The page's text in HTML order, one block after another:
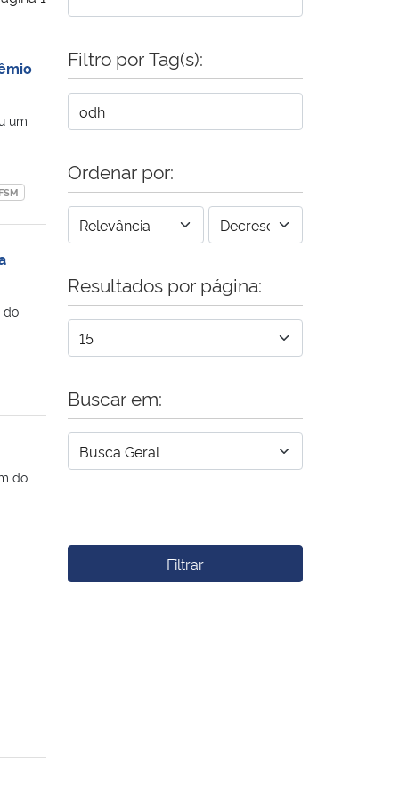
um
do
do
Filtro por Tag(s):
Ordenar por:
Resultados por página:
Buscar em:
Filtrar